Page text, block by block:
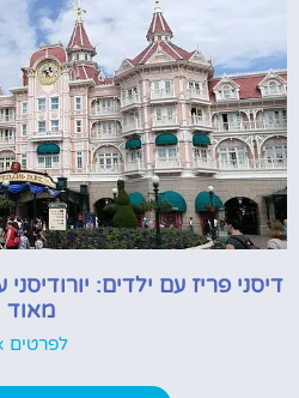
דיסני פריז עם ילדים:
מאוד
לפרטים